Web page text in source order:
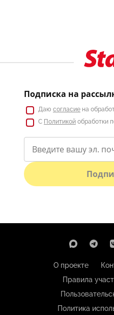
Подписка на
Даю согласие на
С Политикой обработки
О проекте
Правила
Политика